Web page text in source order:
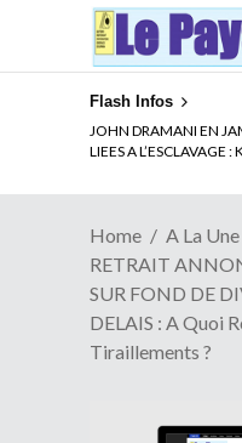
Flash Infos
ELECTION DE TALON
Quand Patrice quitte
Home
A La Une
RETRAIT
SUR FOND DE
DELAIS : A Quoi
Tiraillements ?